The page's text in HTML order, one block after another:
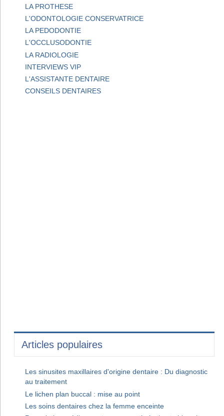
LA PROTHESE
L'ODONTOLOGIE CONSERVATRICE
LA PEDODONTIE
L'OCCLUSODONTIE
LA RADIOLOGIE
INTERVIEWS VIP
L'ASSISTANTE DENTAIRE
CONSEILS DENTAIRES
Articles populaires
Les sinusites maxillaires d'origine dentaire : Du diagnostic
au traitement
Le lichen plan buccal : mise au point
Les soins dentaires chez la femme enceinte